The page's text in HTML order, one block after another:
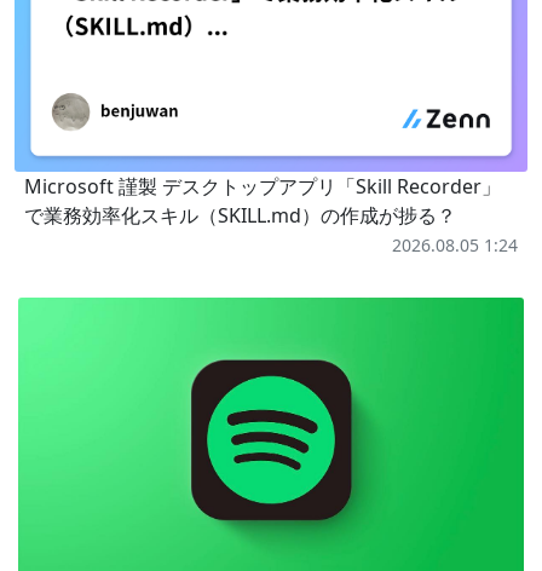
Microsoft 謹製 デスクトップアプリ「Skill Recorder」
で業務効率化スキル（SKILL.md）の作成が捗る？
2026.08.05 1:24